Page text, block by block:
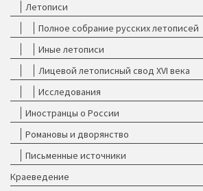
Летописи
Полное собрание русских летописей
Иные летописи
Лицевой летописный свод XVI века
Исследования
Иностранцы о России
Романовы и дворянство
Письменные источники
Краеведение